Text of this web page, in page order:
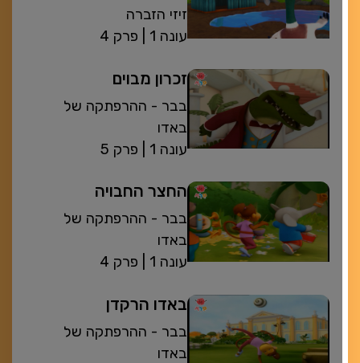
זיזי הזברה
פרק 4
| עונה 1
זכרון מבוים
בבר - ההרפתקה של
באדו
פרק 5
| עונה 1
החצר החבויה
בבר - ההרפתקה של
באדו
פרק 4
| עונה 1
באדו הרקדן
בבר - ההרפתקה של
באדו